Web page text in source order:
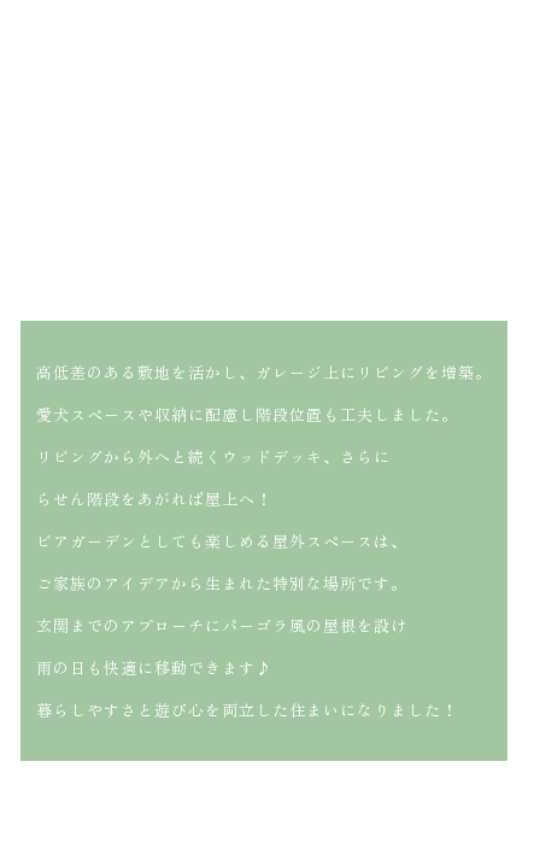
高低差のある敷地を活かし、ガレージ上にリビングを増築。
愛犬スペースや収納に配慮し階段位置も工夫しました。
リビングから外へと続くウッドデッキ、さらに
らせん階段をあがれば屋上へ！
ビアガーデンとしても楽しめる屋外スペースは、
ご家族のアイデアから生まれた特別な場所です。
玄関までのアプローチにパーゴラ風の屋根を設け
雨の日も快適に移動できます♪
暮らしやすさと遊び心を両立した住まいになりました！